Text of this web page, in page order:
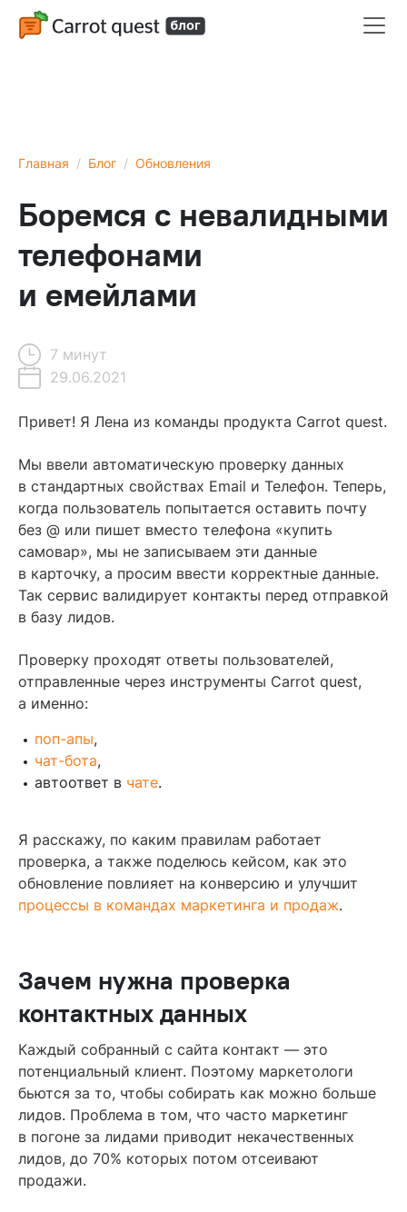
Главная Блог Обновления
Боремся с невалидными
телефонами
и емейлами
7 минут
29.06.2021
Содержание
Зачем нужна проверка контактных данных
По каким правилам мы проверяем емейлы и телефоны
Почему дополнительные проверки в полях на самом деле
не снижают конверсию
Налаживаем связь между маркетингом и продажами
и ускоряем команду
Больше о том, как лид-бот Carrot quest помогает онлайн-
Читайте также
Привет! Я Лена из команды продукта Carrot quest.
Мы ввели автоматическую проверку данных
в стандартных свойствах Email и Телефон. Теперь,
когда пользователь попытается оставить почту
без @ или пишет вместо телефона «купить
самовар», мы не записываем эти данные
в карточку, а просим ввести корректные данные.
Так сервис валидирует контакты перед отправкой
в базу лидов.
Проверку проходят ответы пользователей,
отправленные через инструменты Carrot quest,
а именно:
поп-апы,
чат-бота,
автоответ в чате.
Я расскажу, по каким правилам работает
проверка, а также поделюсь кейсом, как это
обновление повлияет на конверсию и улучшит
процессы в командах маркетинга и продаж.
Зачем нужна проверка
контактных данных
Каждый собранный с сайта контакт — это
потенциальный клиент. Поэтому маркетологи
бьются за то, чтобы собирать как можно больше
лидов. Проблема в том, что часто маркетинг
в погоне за лидами приводит некачественных
лидов, до 70% которых потом отсеивают
продажи.